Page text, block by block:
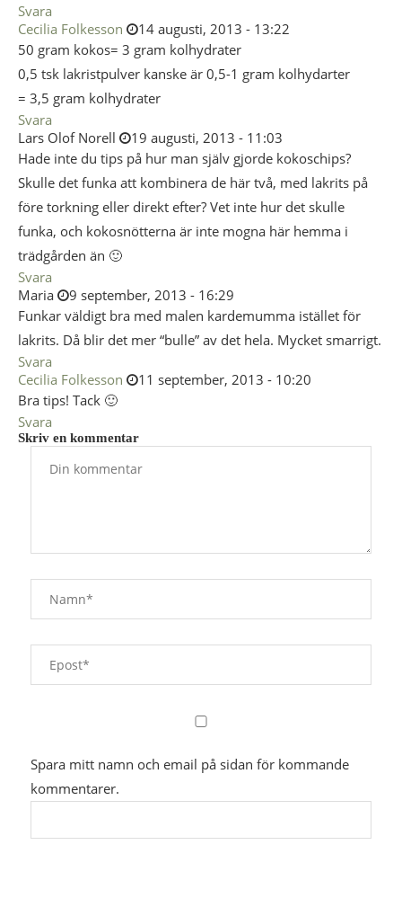
Svara
Cecilia Folkesson
14 augusti, 2013 - 13:22
50 gram kokos= 3 gram kolhydrater
0,5 tsk lakristpulver kanske är 0,5-1 gram kolhydarter
= 3,5 gram kolhydrater
Svara
Lars Olof Norell
19 augusti, 2013 - 11:03
Hade inte du tips på hur man själv gjorde kokoschips?
Skulle det funka att kombinera de här två, med lakrits på
före torkning eller direkt efter? Vet inte hur det skulle
funka, och kokosnötterna är inte mogna här hemma i
trädgården än 🙂
Svara
Maria
9 september, 2013 - 16:29
Funkar väldigt bra med malen kardemumma istället för
lakrits. Då blir det mer “bulle” av det hela. Mycket smarrigt.
Svara
Cecilia Folkesson
11 september, 2013 - 10:20
Bra tips! Tack 🙂
Svara
Skriv en kommentar
Spara mitt namn och email på sidan för kommande
kommentarer.